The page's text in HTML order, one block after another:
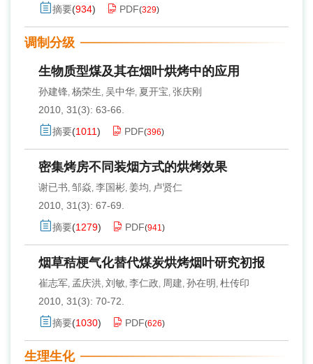
摘要(934) PDF(329)
调制分级
生物质型煤及其在烟叶烘烤中的应用
孙建锋, 杨荣生, 吴中华, 夏开宝, 张庆刚
2010, 31(3): 63-66.
摘要(1011) PDF(396)
密集烤房不同装烟方式的烘烤效果
谢已书, 邹焱, 李国彬, 姜均, 卢贤仁
2010, 31(3): 67-69.
摘要(1279) PDF(941)
烟草秸梗气化替代煤炭烘烤烟叶研究初报
崔志军, 孟庆洪, 刘敏, 李仁政, 周建, 孙在明 , 杜传印
2010, 31(3): 70-72.
摘要(1030) PDF(626)
生理生化